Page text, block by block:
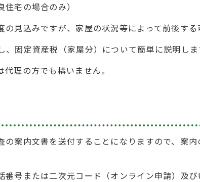
宅の場合のみ）
見込みですが、家屋の状況等によって前後する
固定資産税（家屋分）について簡単に説明しま
理の方でも構いません。
案内文書を送付することになりますので、案
番号または二次元コード（オンライン申請）及